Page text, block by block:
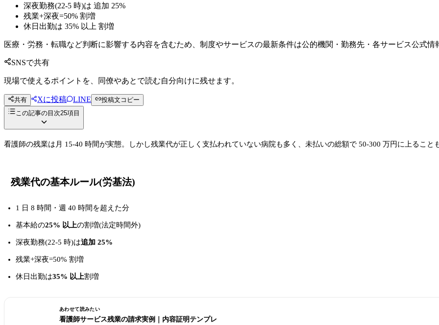
深夜勤務(22-5 時)は 追加 25%
残業+深夜=50% 割増
休日出勤は 35% 以上 割増
医療・労務・転職など判断に影響する内容を含むため、制度やサービスの最新条件は公的機関・勤務先・各サービス公式
SNSで共有
現場で使えるポイントを、同僚やあとで読む自分向けに残せます。
共有 Xに投稿 LINE
投稿文コピー
この記事の目次25項目
看護師の残業は月 15-40 時間が実態。しかし残業代が正しく支払われていない病院も多く、未払いの総額で 50-300 万円に上ること
残業代の基本ルール(労基法)
1 日 8 時間・週 40 時間を超えた分
基本給の25% 以上の割増(法定時間外)
深夜勤務(22-5 時)は追加 25%
残業+深夜=50% 割増
休日出勤は35% 以上割増
あわせて読みたい
看護師サービス残業の請求実例｜内容証明テンプレ